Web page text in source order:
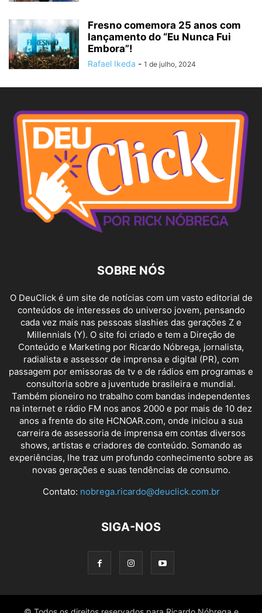
Fresno comemora 25 anos com
lançamento do “Eu Nunca Fui
Embora”!
Rafael Ikeda - 1 de julho, 2024
SOBRE NÓS
O DeuClick é um site de notícias com um vasto editorial de
conteúdos de interesses do universo jovem, pensando
cada vez mais nas pessoas slashies das gerações Z e
Millennials (Y). O site foi criado e tem a Direção de
Conteúdo e Marketing por Ricardo Nóbrega, jornalista,
radialista e assessor de imprensa e digital (PR), com
passagem por emissoras de tv e de rádios em programas e
consultoria sobre a juventude brasileira e mundial.
Também pioneiro no trabalho com bandas independentes
na internet e rádio FM nos anos 2000 e por mais de 10 dez
anos a frente do site HCNOAR.com, onde iniciou a sua
carreira de assessoria de imprensa em contas diversos
shows, artistas e criadores de conteúdo. Somando as
experiências, lhe traz um profundo conhecimento sobre as
novas gerações e suas tendências de consumo.
Contato: nobrega.ricardo@deuclick.com.br
SIGA-NOS